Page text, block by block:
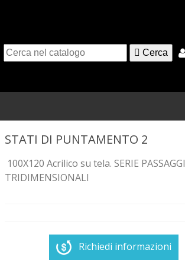
 Cerca
STATI DI PUNTAMENTO 2
100X120 Acrilico su tela. SERIE PASSAGGI
TRIDIMENSIONALI
Richiedi informazioni